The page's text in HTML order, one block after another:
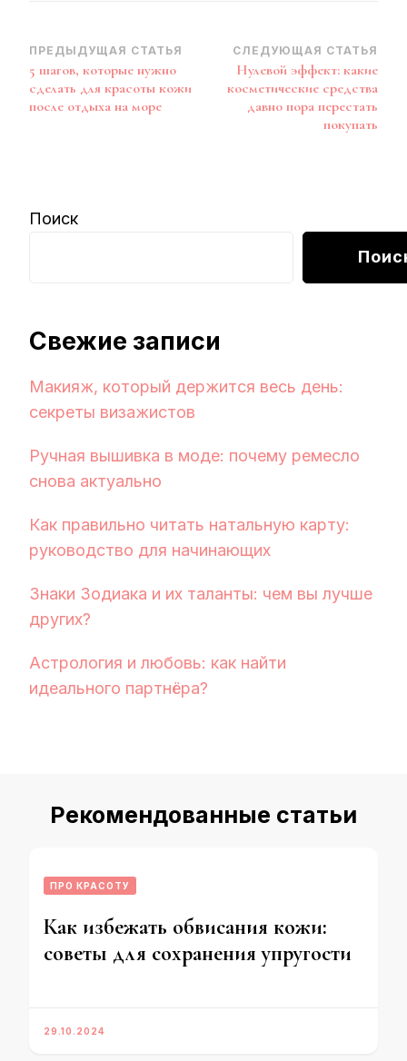
Навигация
по
записям
ПРЕДЫДУЩАЯ СТАТЬЯ
5 шагов, которые нужно
сделать для красоты кожи
после отдыха на море
СЛЕДУЮЩАЯ СТАТЬЯ
Нулевой эффект: какие
косметические средства
давно пора перестать
покупать
Поиск
Свежие записи
Макияж, который держится весь день:
секреты визажистов
Ручная вышивка в моде: почему ремесло
снова актуально
Как правильно читать натальную карту:
руководство для начинающих
Знаки Зодиака и их таланты: чем вы лучше
других?
Астрология и любовь: как найти
идеального партнёра?
Рекомендованные статьи
ПРО КРАСОТУ
Как избежать обвисания кожи:
советы для сохранения упругости
29.10.2024